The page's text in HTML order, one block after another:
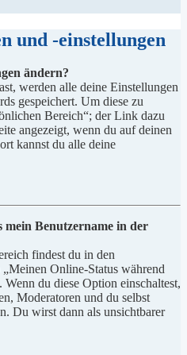
und -einstellungen
ändern?
werden alle deine Einstellungen
gespeichert. Um diese zu
Bereich“; der Link dazu
angezeigt, wenn du auf deinen
kannst du alle deine
Benutzername in der
findest du in den
Online-Status während
Wenn du diese Option einschaltest,
Moderatoren und du selbst
Du wirst dann als unsichtbarer